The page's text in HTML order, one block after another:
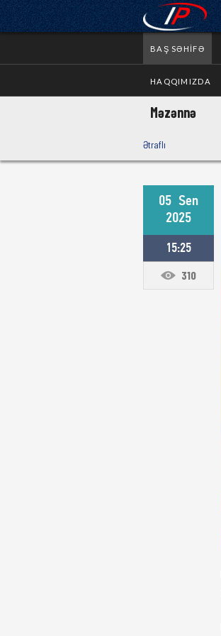
BAŞ SƏHIFƏ
HAQQIMIZDA
Məzənnə
Ətraflı
05 Sen
2025
15:25
310